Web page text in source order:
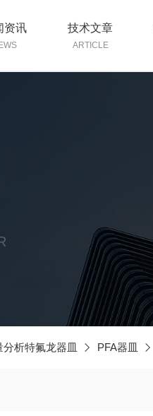
资讯 技术文章
ARTICLE
分析特氟龙器皿 PFA器皿